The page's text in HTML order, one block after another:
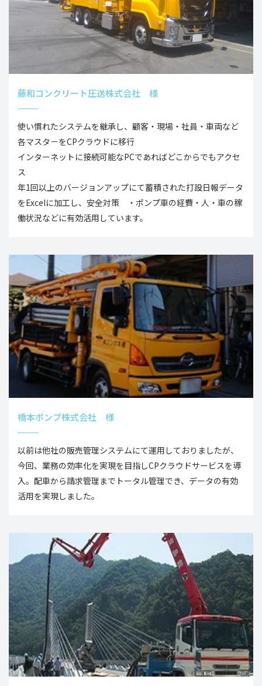
藤和コンクリート圧送株式会社 様
使い慣れたシステムを継承し、顧客・現場・社員・車両など
各マスタ－をCPクラウドに移行
インターネットに接続可能なPCであればどこからでもアクセ
ス
年1回以上のバージョンアップにて蓄積された打設日報データ
をExcelに加工し、安全対策 ・ポンプ車の経費・人・車の稼
働状況などに有効活用しています。
橋本ポンプ株式会社 様
以前は他社の販売管理システムにて運用しておりましたが、
今回、業務の効率化を実現を目指しCPクラウドサービスを導
入。配車から請求管理までトータル管理でき、データの有効
活用を実現しました。